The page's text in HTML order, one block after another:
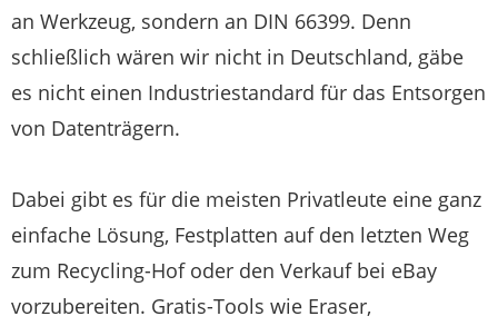
an Werkzeug, sondern an DIN 66399. Denn
schließlich wären wir nicht in Deutschland, gäbe
es nicht einen Industriestandard für das Entsorgen
von Datenträgern.
Dabei gibt es für die meisten Privatleute eine ganz
einfache Lösung, Festplatten auf den letzten Weg
zum Recycling-Hof oder den Verkauf bei eBay
vorzubereiten. Gratis-Tools wie Eraser,